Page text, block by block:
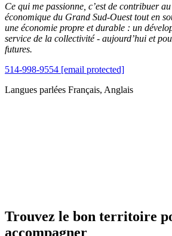
Ce qui me passionne, c’est de contribuer
économique du Grand Sud-Ouest tout en
une économie propre et durable : un
service de la collectivité - aujourd’hui et
futures.
514-998-9554 [email protected]
Langues parlées Français, Anglais
Trouvez le bon territoire
accompagner